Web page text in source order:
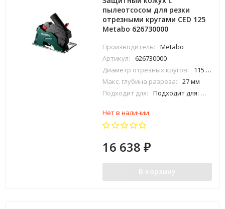
пылеотсосом для резки
отрезными кругами CED 125
Metabo 626730000
Производитель:
Metabo
Артикул:
626730000
Диаметр отрезных кругов:
115 / 125 мм
Макс. глубина разреза:
27 мм
Подходит для:
Подходит для: W..9-125; WEV 10-125 Quick; W..12-1..; W..13-1..; WE..15-1..; WE..17-1..; W..8-1..; WE 9-125 Quick; W..11-1..; WQ 1400 (nur 600346000); WE 14-1..; WQ 1100 und WEQ 1400; не подходит для угловых шлифовальных машин с автобалансиром; в объем пос
Нет в наличии
16 638₽
В корзину